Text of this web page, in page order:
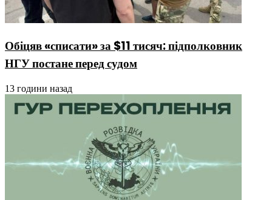
Обіцяв «списати» за $11 тисяч: підполковник
НГУ постане перед судом
13 години назад